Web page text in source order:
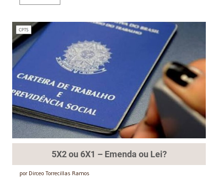
5X2 ou 6X1 – Emenda ou Lei?
por Dirceo Torrecillas Ramos